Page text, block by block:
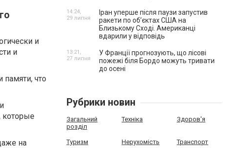
и
и
памяти, что
которые
на
Іран уперше після паузи запустив
ракети по обʼєктах США на
Близькому Сході. Американці
вдарили у відповідь
14:24,
29 липня
У Франції прогнозують, що лісові
пожежі біля Бордо можуть тривати
до осені
13:21,
27 липня
Рубрики новин
Загальний
розділ
Техніка Здоров'я
Туризм Нерухомість Транспорт